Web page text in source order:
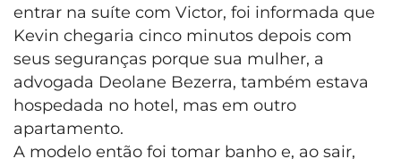
entrar na suíte com Victor, foi informada que
Kevin chegaria cinco minutos depois com
seus seguranças porque sua mulher, a
advogada Deolane Bezerra, também estava
hospedada no hotel, mas em outro
apartamento.
A modelo então foi tomar banho e, ao sair,